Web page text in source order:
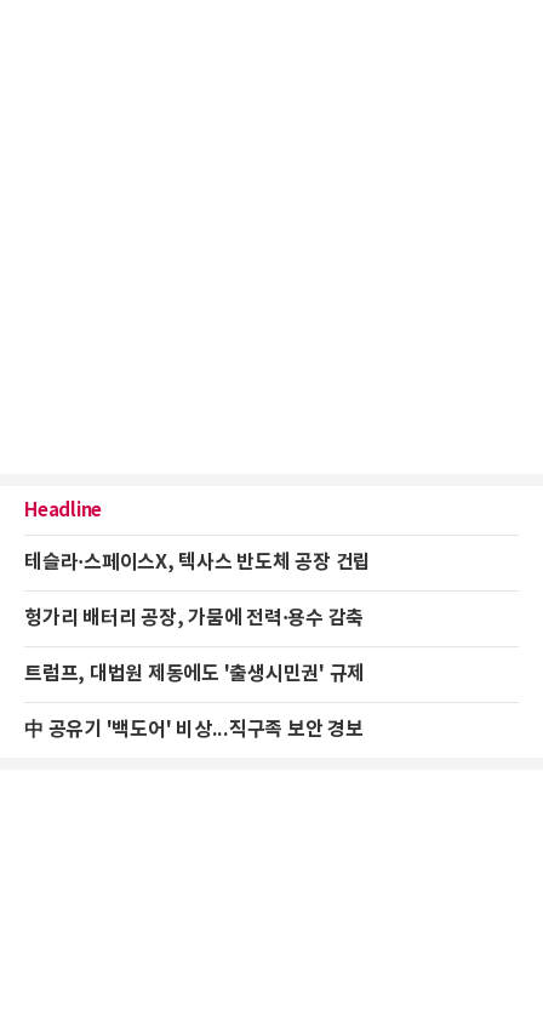
Headline
테슬라·스페이스X, 텍사스 반도체 공장 건립
헝가리 배터리 공장, 가뭄에 전력·용수 감축
트럼프, 대법원 제동에도 '출생시민권' 규제
中 공유기 '백도어' 비상...직구족 보안 경보